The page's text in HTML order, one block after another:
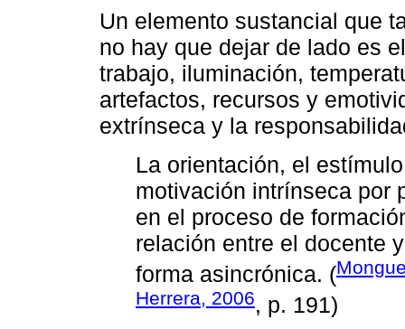
Un elemento sustancial que
no hay que dejar de lado es
trabajo, iluminación,
artefactos, recursos y
extrínseca y la
La orientación, el
motivación intrínseca por
en el proceso de
relación entre el docente
forma asincrónica. (
Herrera, 2006, p. 191)